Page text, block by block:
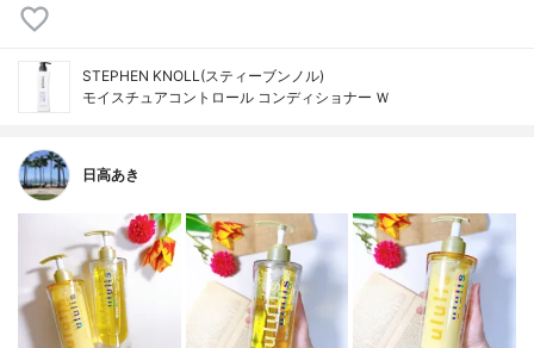
STEPHEN KNOLL(スティーブンノル)
モイスチュアコントロール コンディショナー Ｗ
日高あき